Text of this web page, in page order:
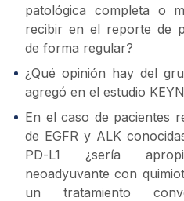
patológica completa o
recibir en el reporte de
de forma regular?
¿Qué opinión hay del
agregó en el estudio
En el caso de pacientes
de EGFR y ALK
PD-L1 ¿sería
neoadyuvante con
un tratamiento